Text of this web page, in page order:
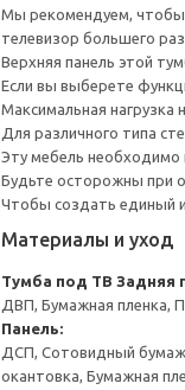
Мы рекомендуем, чтобы
телевизор большего
Верхняя панель этой
Если вы выберете
Максимальная нагрузка
Для различного типа
Эту мебель необходимо
Будьте осторожны при
Чтобы создать единый
Материалы и уход
Тумба под ТВ Задняя
ДВП, Бумажная пленка,
Панель:
ДСП, Сотовидный
окантовка, Бумажная